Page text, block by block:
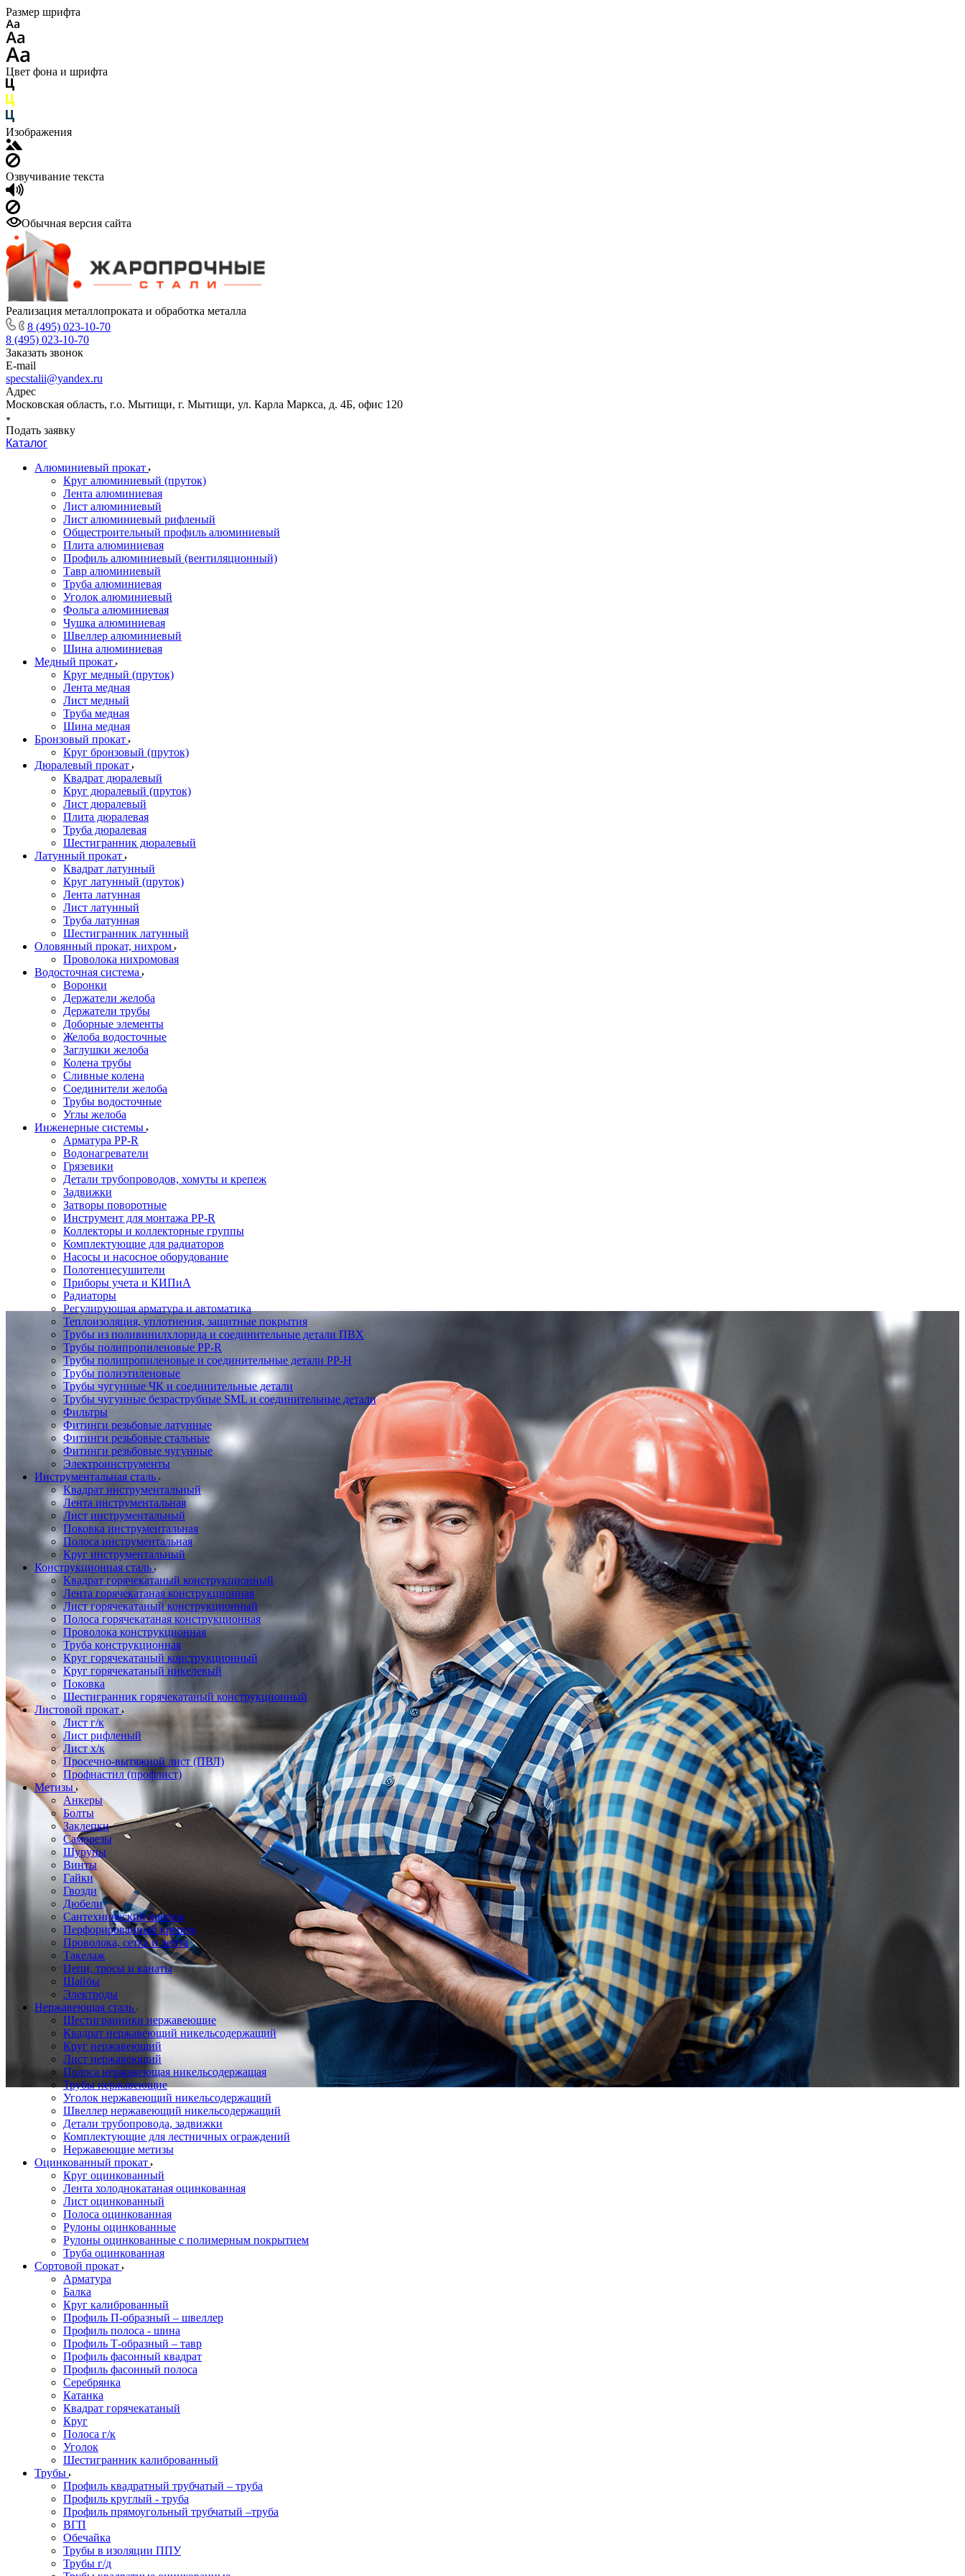
Размер шрифта
Цвет фона и шрифта
Изображения
Озвучивание текста
Обычная версия сайта
Реализация металлопроката и обработка металла
8 (495) 023-10-70
8 (495) 023-10-70
Заказать звонок
E-mail
specstalii@yandex.ru
Адрес
Московская область, г.о. Мытищи, г. Мытищи, ул. Карла Маркса, д. 4Б, офис 120
Подать заявку
Каталог
Алюминиевый прокат
Круг алюминиевый (пруток)
Лента алюминиевая
Лист алюминиевый
Лист алюминиевый рифленый
Общестроительный профиль алюминиевый
Плита алюминиевая
Профиль алюминиевый (вентиляционный)
Тавр алюминиевый
Труба алюминиевая
Уголок алюминиевый
Фольга алюминиевая
Чушка алюминиевая
Швеллер алюминиевый
Шина алюминиевая
Медный прокат
Круг медный (пруток)
Лента медная
Лист медный
Труба медная
Шина медная
Бронзовый прокат
Круг бронзовый (пруток)
Дюралевый прокат
Квадрат дюралевый
Круг дюралевый (пруток)
Лист дюралевый
Плита дюралевая
Труба дюралевая
Шестигранник дюралевый
Латунный прокат
Квадрат латунный
Круг латунный (пруток)
Лента латунная
Лист латунный
Труба латунная
Шестигранник латунный
Оловянный прокат, нихром
Проволока нихромовая
Водосточная система
Воронки
Держатели желоба
Держатели трубы
Доборные элементы
Желоба водосточные
Заглушки желоба
Колена трубы
Сливные колена
Соединители желоба
Трубы водосточные
Углы желоба
Инженерные системы
Арматура PP-R
Водонагреватели
Грязевики
Детали трубопроводов, хомуты и крепеж
Задвижки
Затворы поворотные
Инструмент для монтажа PP-R
Коллекторы и коллекторные группы
Комплектующие для радиаторов
Насосы и насосное оборудование
Полотенцесушители
Приборы учета и КИПиА
Радиаторы
Регулирующая арматура и автоматика
Теплоизоляция, уплотнения, защитные покрытия
Трубы из поливинилхлорида и соединительные детали ПВХ
Трубы полипропиленовые PP-R
Трубы полипропиленовые и соединительные детали PP-H
Трубы полиэтиленовые
Трубы чугунные ЧК и соединительные детали
Трубы чугунные безраструбные SML и соединительные детали
Фильтры
Фитинги резьбовые латунные
Фитинги резьбовые стальные
Фитинги резьбовые чугунные
Электроинструменты
Инструментальная сталь
Квадрат инструментальный
Лента инструментальная
Лист инструментальный
Поковка инструментальная
Полоса инструментальная
Круг инструментальный
Конструкционная сталь
Квадрат горячекатаный конструкционный
Лента горячекатаная конструкционная
Лист горячекатаный конструкционный
Полоса горячекатаная конструкционная
Проволока конструкционная
Труба конструкционная
Круг горячекатаный конструкционный
Круг горячекатаный никелевый
Поковка
Шестигранник горячекатаный конструкционный
Листовой прокат
Лист г/к
Лист рифленый
Лист х/к
Просечно-вытяжной лист (ПВЛ)
Профнастил (профлист)
Метизы
Анкеры
Болты
Заклепки
Саморезы
Шурупы
Винты
Гайки
Гвозди
Дюбели
Сантехнический крепеж
Перфорированный крепеж
Проволока, сетка и лента
Такелаж
Цепи, тросы и канаты
Шайбы
Электроды
Нержавеющая сталь
Шестигранники нержавеющие
Квадрат нержавеющий никельсодержащий
Круг нержавеющий
Лист нержавеющий
Полоса нержавеющая никельсодержащая
Трубы нержавеющие
Уголок нержавеющий никельсодержащий
Швеллер нержавеющий никельсодержащий
Детали трубопровода, задвижки
Комплектующие для лестничных ограждений
Нержавеющие метизы
Оцинкованный прокат
Круг оцинкованный
Лента холоднокатаная оцинкованная
Лист оцинкованный
Полоса оцинкованная
Рулоны оцинкованные
Рулоны оцинкованные с полимерным покрытием
Труба оцинкованная
Сортовой прокат
Арматура
Балка
Круг калиброванный
Профиль П-образный – швеллер
Профиль полоса - шина
Профиль Т-образный – тавр
Профиль фасонный квадрат
Профиль фасонный полоса
Серебрянка
Катанка
Квадрат горячекатаный
Круг
Полоса г/к
Уголок
Шестигранник калиброванный
Трубы
Профиль квадратный трубчатый – труба
Профиль круглый - труба
Профиль прямоугольный трубчатый –труба
ВГП
Обечайка
Трубы в изоляции ППУ
Трубы г/д